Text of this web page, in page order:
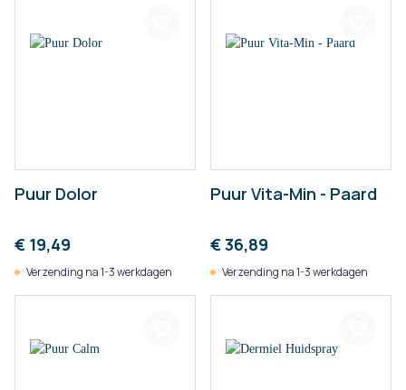
Puur Dolor
€ 19,49
Verzending na 1-3 werkdagen
Puur Vita-Min - Paard
€ 36,89
Verzending na 1-3 werkdagen